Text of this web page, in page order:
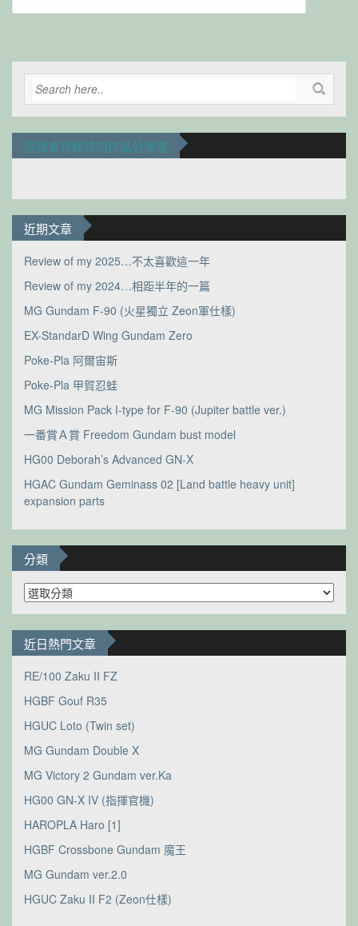
這裡會有較快的作品分享喔
近期文章
Review of my 2025…不太喜歡這一年
Review of my 2024…相距半年的一篇
MG Gundam F-90 (火星獨立 Zeon軍仕樣)
EX-StandarD Wing Gundam Zero
Poke-Pla 阿爾宙斯
Poke-Pla 甲賀忍蛙
MG Mission Pack I-type for F-90 (Jupiter battle ver.)
一番賞Ａ賞 Freedom Gundam bust model
HG00 Deborah’s Advanced GN-X
HGAC Gundam Geminass 02 [Land battle heavy unit]
expansion parts
分類
分
類
近日熱門文章
RE/100 Zaku II FZ
HGBF Gouf R35
HGUC Loto (Twin set)
MG Gundam Double X
MG Victory 2 Gundam ver.Ka
HG00 GN-X IV (指揮官機)
HAROPLA Haro [1]
HGBF Crossbone Gundam 魔王
MG Gundam ver.2.0
HGUC Zaku II F2 (Zeon仕樣)